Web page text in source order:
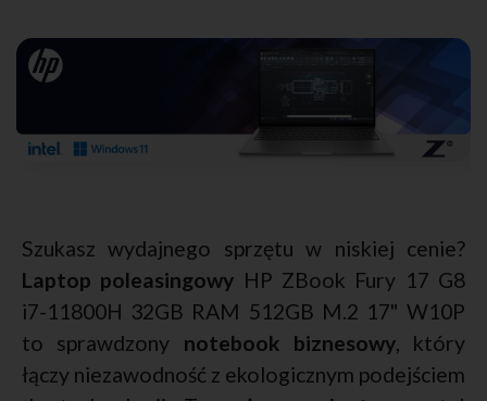
Szukasz wydajnego sprzętu w niskiej cenie?
Laptop poleasingowy HP ZBook Fury 17 G8
i7-11800H 32GB RAM 512GB M.2 17" W10P
to sprawdzony notebook biznesowy, który
łączy niezawodność z ekologicznym podejściem